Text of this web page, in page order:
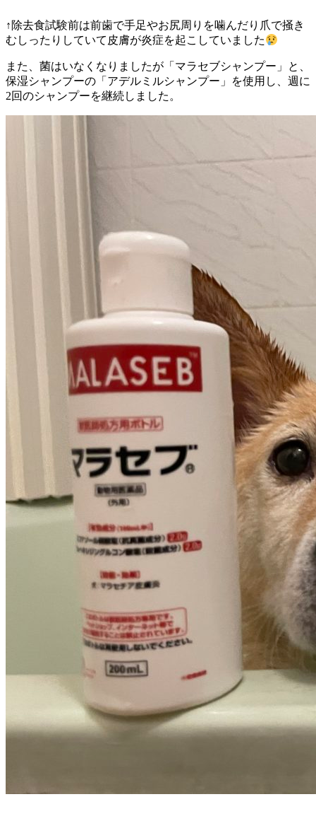
↑ 除去食試験前は前歯で手足やお尻周りを噛んだり爪で掻き
むしったりしていて皮膚が炎症を起こしていました
また、菌はいなくなりましたが「マラセブシャンプー」と、
保湿シャンプーの「アデルミルシャンプー」を使用し、週に
2回のシャンプーを継続しました。